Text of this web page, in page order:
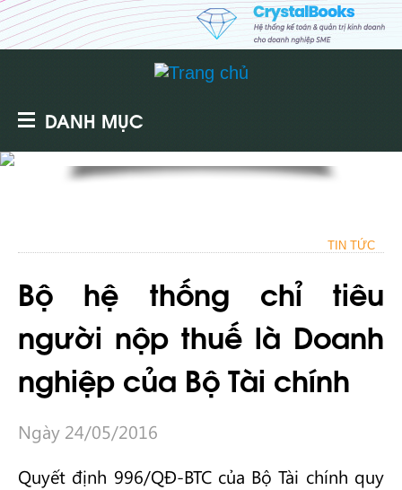
DANH MỤC
TIN TỨC
Bộ hệ thống chỉ tiêu
người nộp thuế là Doanh
nghiệp của Bộ Tài chính
Ngày 24/05/2016
Quyết định 996/QĐ-BTC của Bộ Tài chính quy